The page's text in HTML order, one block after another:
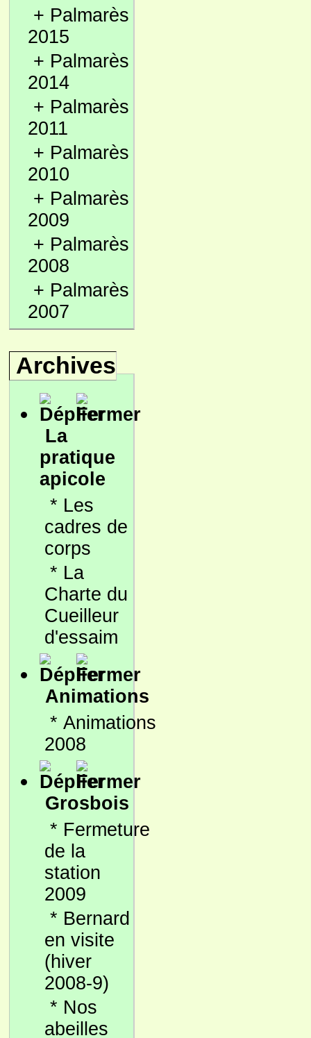
+ Palmarès
2015
+ Palmarès
2014
+ Palmarès
2011
+ Palmarès
2010
+ Palmarès
2009
+ Palmarès
2008
+ Palmarès
2007
Archives
La
pratique
apicole
* Les
cadres de
corps
* La
Charte du
Cueilleur
d'essaim
Animations
* Animations
2008
Grosbois
* Fermeture
de la
station
2009
* Bernard
en visite
(hiver
2008-9)
* Nos
abeilles